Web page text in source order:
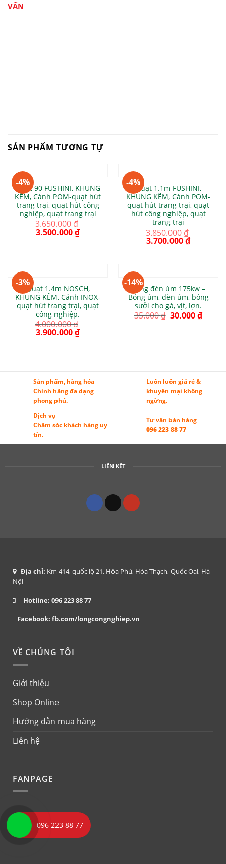
VẤN
SẢN PHẨM TƯƠNG TỰ
-4%
Quạt 90 FUSHINI, KHUNG
KẼM, Cánh POM-quạt hút
trang trại, quạt hút công
nghiệp, quạt trang trại
3.650.000₫
3.500.000₫
-4%
Quạt 1.1m FUSHINI,
KHUNG KẼM, Cánh POM-
quạt hút trang trại, quạt
hút công nghiệp, quạt
trang trại
3.850.000₫
3.700.000₫
-3%
Quạt 1.4m NOSCH,
KHUNG KẼM, Cánh INOX-
quạt hút trang trại, quạt
công nghiệp.
4.000.000₫
3.900.000₫
-14%
Bóng đèn úm 175kw –
Bóng úm, đèn úm, bóng
sưởi cho gà, vịt, lợn.
35.000₫ 30.000₫
Sản phẩm, hàng hóa
Chính hãng đa dạng
phong phú.
Luôn luôn giá rẻ &
khuyến mại không
ngừng.
Dịch vụ
Chăm sóc khách hàng uy
tín.
Tư vấn bán hàng
096 223 88 77
LIÊN KẾT
Địa chỉ: Km 414, quốc lộ 21, Hòa Phú, Hòa Thạch, Quốc Oai, Hà
Nội
Hotline: 096 223 88 77
Facebook: fb.com/longcongnghiep.vn
VỀ CHÚNG TÔI
Giới thiệu
Shop Online
Hướng dẫn mua hàng
Liên hệ
FANPAGE
096 223 88 77